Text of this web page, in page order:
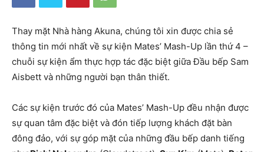
Thay mặt Nhà hàng Akuna, chúng tôi xin được chia sẻ
thông tin mới nhất về sự kiện Mates’ Mash-Up lần thứ 4 –
chuỗi sự kiện ẩm thực hợp tác đặc biệt giữa Đầu bếp Sam
Aisbett và những người bạn thân thiết.
Các sự kiện trước đó của Mates’ Mash-Up đều nhận được
sự quan tâm đặc biệt và đón tiếp lượng khách đặt bàn
đông đảo, với sự góp mặt của những đầu bếp danh tiếng